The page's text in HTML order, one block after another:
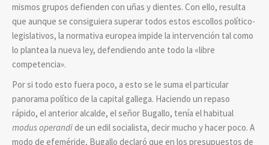
mismos grupos defienden con uñas y dientes. Con ello, resulta
que aunque se consiguiera superar todos estos escollos político-
legislativos, la normativa europea impide la intervención tal como
lo plantea la nueva ley, defendiendo ante todo la «libre
competencia».
Por si todo esto fuera poco, a esto se le suma el particular
panorama político de la capital gallega. Haciendo un repaso
rápido, el anterior alcalde, el señor Bugallo, tenía el habitual
modus operandide un edil socialista, decir mucho y hacer poco. A
modo de efeméride, Bugallo declaró que en los presupuestos de